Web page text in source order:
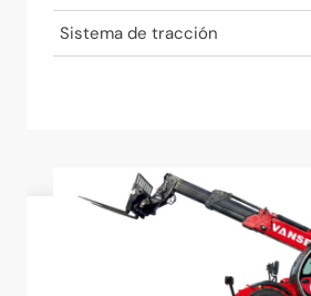
Sistema de tracción